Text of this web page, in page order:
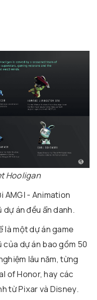
Hooligan
AMGI - Animation
án đều ẩn danh.
là một dự án game
dự án bao gồm 50
lâu năm, từng
of Honor, hay các
từ Pixar và Disney.